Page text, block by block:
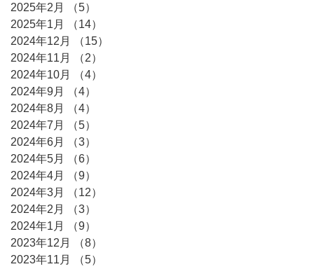
2025年2月
（5）
2025年1月
（14）
2024年12月
（15）
2024年11月
（2）
2024年10月
（4）
2024年9月
（4）
2024年8月
（4）
2024年7月
（5）
2024年6月
（3）
2024年5月
（6）
2024年4月
（9）
2024年3月
（12）
2024年2月
（3）
2024年1月
（9）
2023年12月
（8）
2023年11月
（5）